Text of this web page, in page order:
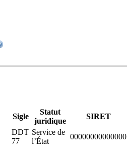
Sigle
Statut
juridique
SIRET
DDT
77
Service de
l’État
00000000000000